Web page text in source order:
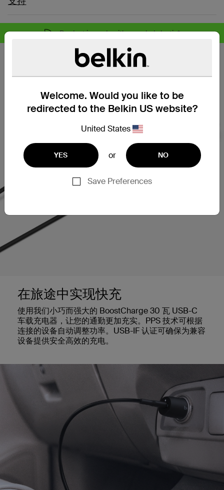
Welcome. Would you like to be
redirected to the Belkin US website?
United States
YES or NO
Save Preferences
Product is made with recycled plastic*
在旅途中实现快充
使用我们小巧而强大的 BoostCharge 30 瓦 USB-C
车载充电器，让您的通勤更加充实。PPS 技术可根据
连接的设备自动调整功率。USB-IF 认证可确保为兼容
设备提供安全高效的充电。